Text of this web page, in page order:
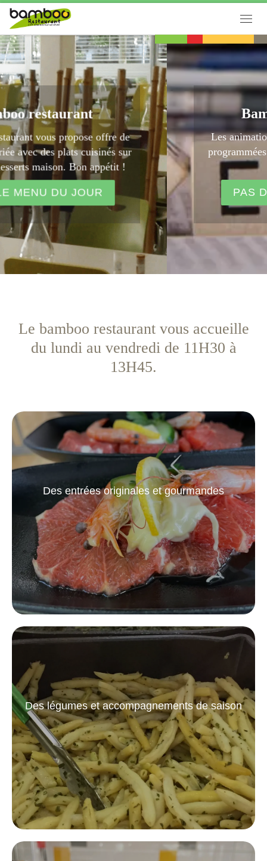
Passer au contenu
Bamboo restaurant
Les animations et expositions ne sont pas
programmées pendant la période d'urgence
sanitaire
PAS D'ACTU ET DE RDV
Le bamboo restaurant vous accueille
du lundi au vendredi de 11H30 à
13H45.
Des entrées originales et gourmandes
Des légumes et accompagnements de saison